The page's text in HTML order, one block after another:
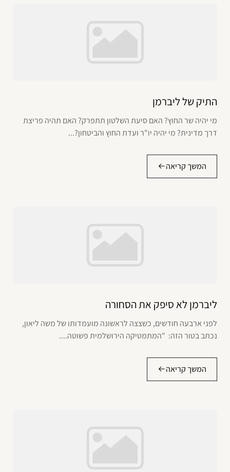
התיק של ליברמן
מי יהיה שר החוץ? האם סיעת השלטון תתפרק? האם תהיה פריצת
דרך מדינית? מי יהיה יו"ר ועדת החוץ והביטחון?...
המשך קריאה
ליברמן לא סיפק את הסחורה
לפני ארבעה חודשים, כשצצה לראשונה מועמדותו של משה ליאון,
נכתב בטור הזה: "המתמטיקה הירושלמית פשוטה....
המשך קריאה